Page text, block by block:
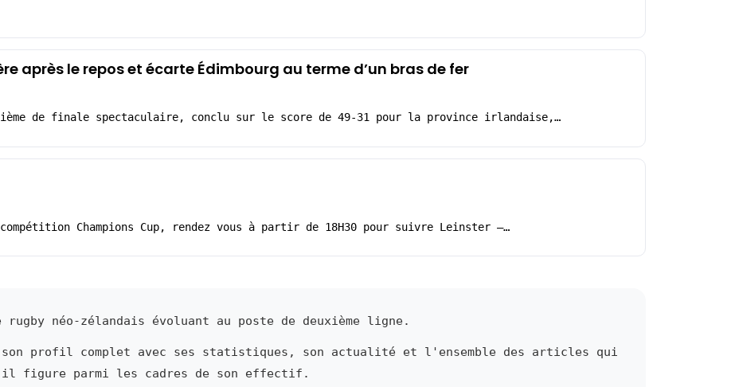
après le repos et écarte Édimbourg au terme d’un bras de fer
de finale spectaculaire, conclu sur le score de 49-31 pour la province irlandaise,…
Champions Cup, rendez vous à partir de 18H30 pour suivre Leinster –…
néo-zélandais évoluant au poste de deuxième ligne.
son profil complet avec ses statistiques, son actualité et l'ensemble des articles qui
il figure parmi les cadres de son effectif.